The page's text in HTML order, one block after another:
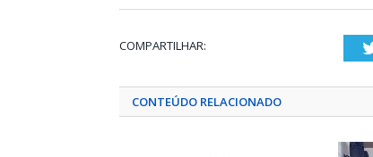
COMPARTILHAR:
CONTEÚDO RELACIONADO